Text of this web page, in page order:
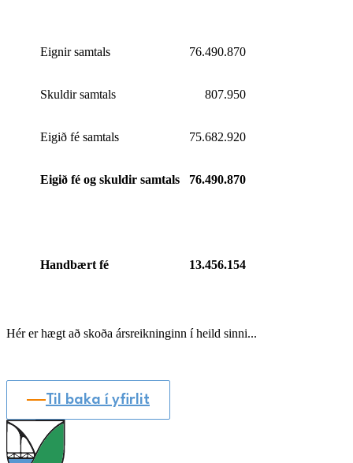
Eignir samtals 76.490.870
Skuldir samtals 807.950
Eigið fé samtals 75.682.920
Eigið fé og skuldir samtals 76.490.870
Handbært fé 13.456.154
Hér er hægt að skoða ársreikninginn í heild sinni...
Til baka í yfirlit